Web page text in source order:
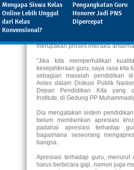
Mengapa Siswa Kelas
Online Lebih Unggul
dari Kelas
Konvensional?
Pengangkatan Guru
Honorer Jadi PNS
Dipercepat
Rektor Universitas
TamanSiswa,Rektor Universitas
Baswedan menilai guru
merupakan proses interaksi
"Jika kita memperhatikan
kesejahteraan guru, saya rasa kita
sebagian masalah pendidikan
Anies dalam Diskusi Publik
Depan Pendidikan Kita yang
Institute, di Gedung PP
Dia mengatakan sistem
belum memberikan apresiasi
padahal apresiasi terhadap
bagaimana seseorang
bangsa.
Apresiasi terhadap guru, menurut
harus berbicara gaji, namun juga